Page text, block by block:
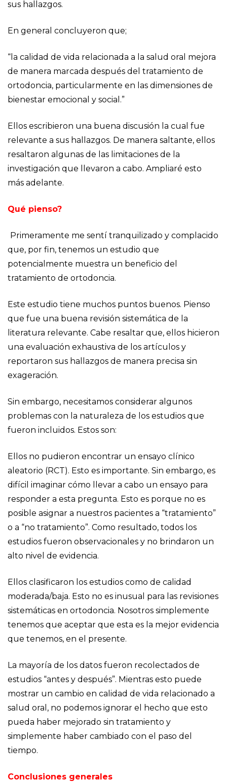
sus hallazgos.
En general concluyeron que;
“la calidad de vida relacionada a la salud oral mejora
de manera marcada después del tratamiento de
ortodoncia, particularmente en las dimensiones de
bienestar emocional y social.”
Ellos escribieron una buena discusión la cual fue
relevante a sus hallazgos. De manera saltante, ellos
resaltaron algunas de las limitaciones de la
investigación que llevaron a cabo. Ampliaré esto
más adelante.
Qué pienso?
Primeramente me sentí tranquilizado y complacido
que, por fin, tenemos un estudio que
potencialmente muestra un beneficio del
tratamiento de ortodoncia.
Este estudio tiene muchos puntos buenos. Pienso
que fue una buena revisión sistemática de la
literatura relevante. Cabe resaltar que, ellos hicieron
una evaluación exhaustiva de los artículos y
reportaron sus hallazgos de manera precisa sin
exageración.
Sin embargo, necesitamos considerar algunos
problemas con la naturaleza de los estudios que
fueron incluidos. Estos son:
Ellos no pudieron encontrar un ensayo clínico
aleatorio (RCT). Esto es importante. Sin embargo, es
difícil imaginar cómo llevar a cabo un ensayo para
responder a esta pregunta. Esto es porque no es
posible asignar a nuestros pacientes a “tratamiento”
o a “no tratamiento”. Como resultado, todos los
estudios fueron observacionales y no brindaron un
alto nivel de evidencia.
Ellos clasificaron los estudios como de calidad
moderada/baja. Esto no es inusual para las revisiones
sistemáticas en ortodoncia. Nosotros simplemente
tenemos que aceptar que esta es la mejor evidencia
que tenemos, en el presente.
La mayoría de los datos fueron recolectados de
estudios “antes y después”. Mientras esto puede
mostrar un cambio en calidad de vida relacionado a
salud oral, no podemos ignorar el hecho que esto
pueda haber mejorado sin tratamiento y
simplemente haber cambiado con el paso del
tiempo.
Conclusiones generales